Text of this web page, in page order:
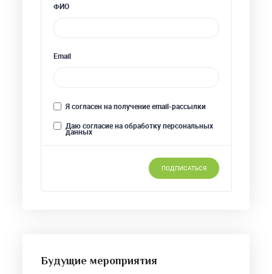
Будущие мероприятия